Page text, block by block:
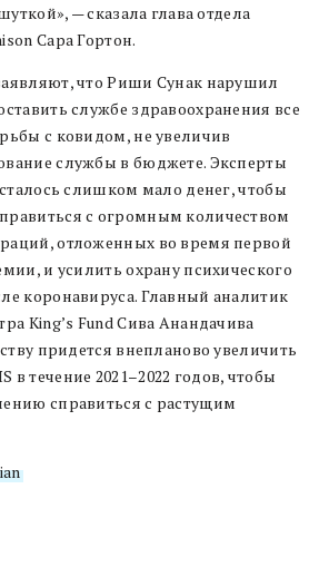
— сказала глава отдела
Сара Гортон.
что Риши Сунак нарушил
службе здравоохранения все
с ковидом, не увеличив
службы в бюджете. Эксперты
слишком мало денег, чтобы
с огромным количеством
отложенных во время первой
и усилить охрану психического
коронавируса. Главный аналитик
King’s Fund Сива Анандачива
придется внепланово увеличить
в течение 2021–2022 годов, чтобы
справиться с растущим